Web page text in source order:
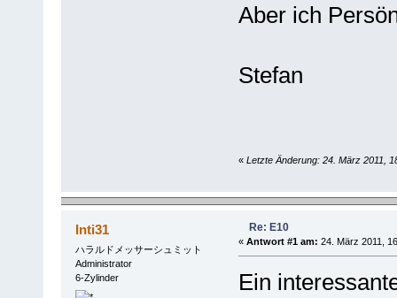
Aber ich
Stefan
« Letzte Änderung: 24. März 2011,
Inti31
ハラルドメッサーシュミット
Administrator
6-Zylinder
Re: E10
« Antwort #1 am: 24. März 2011,
Ein